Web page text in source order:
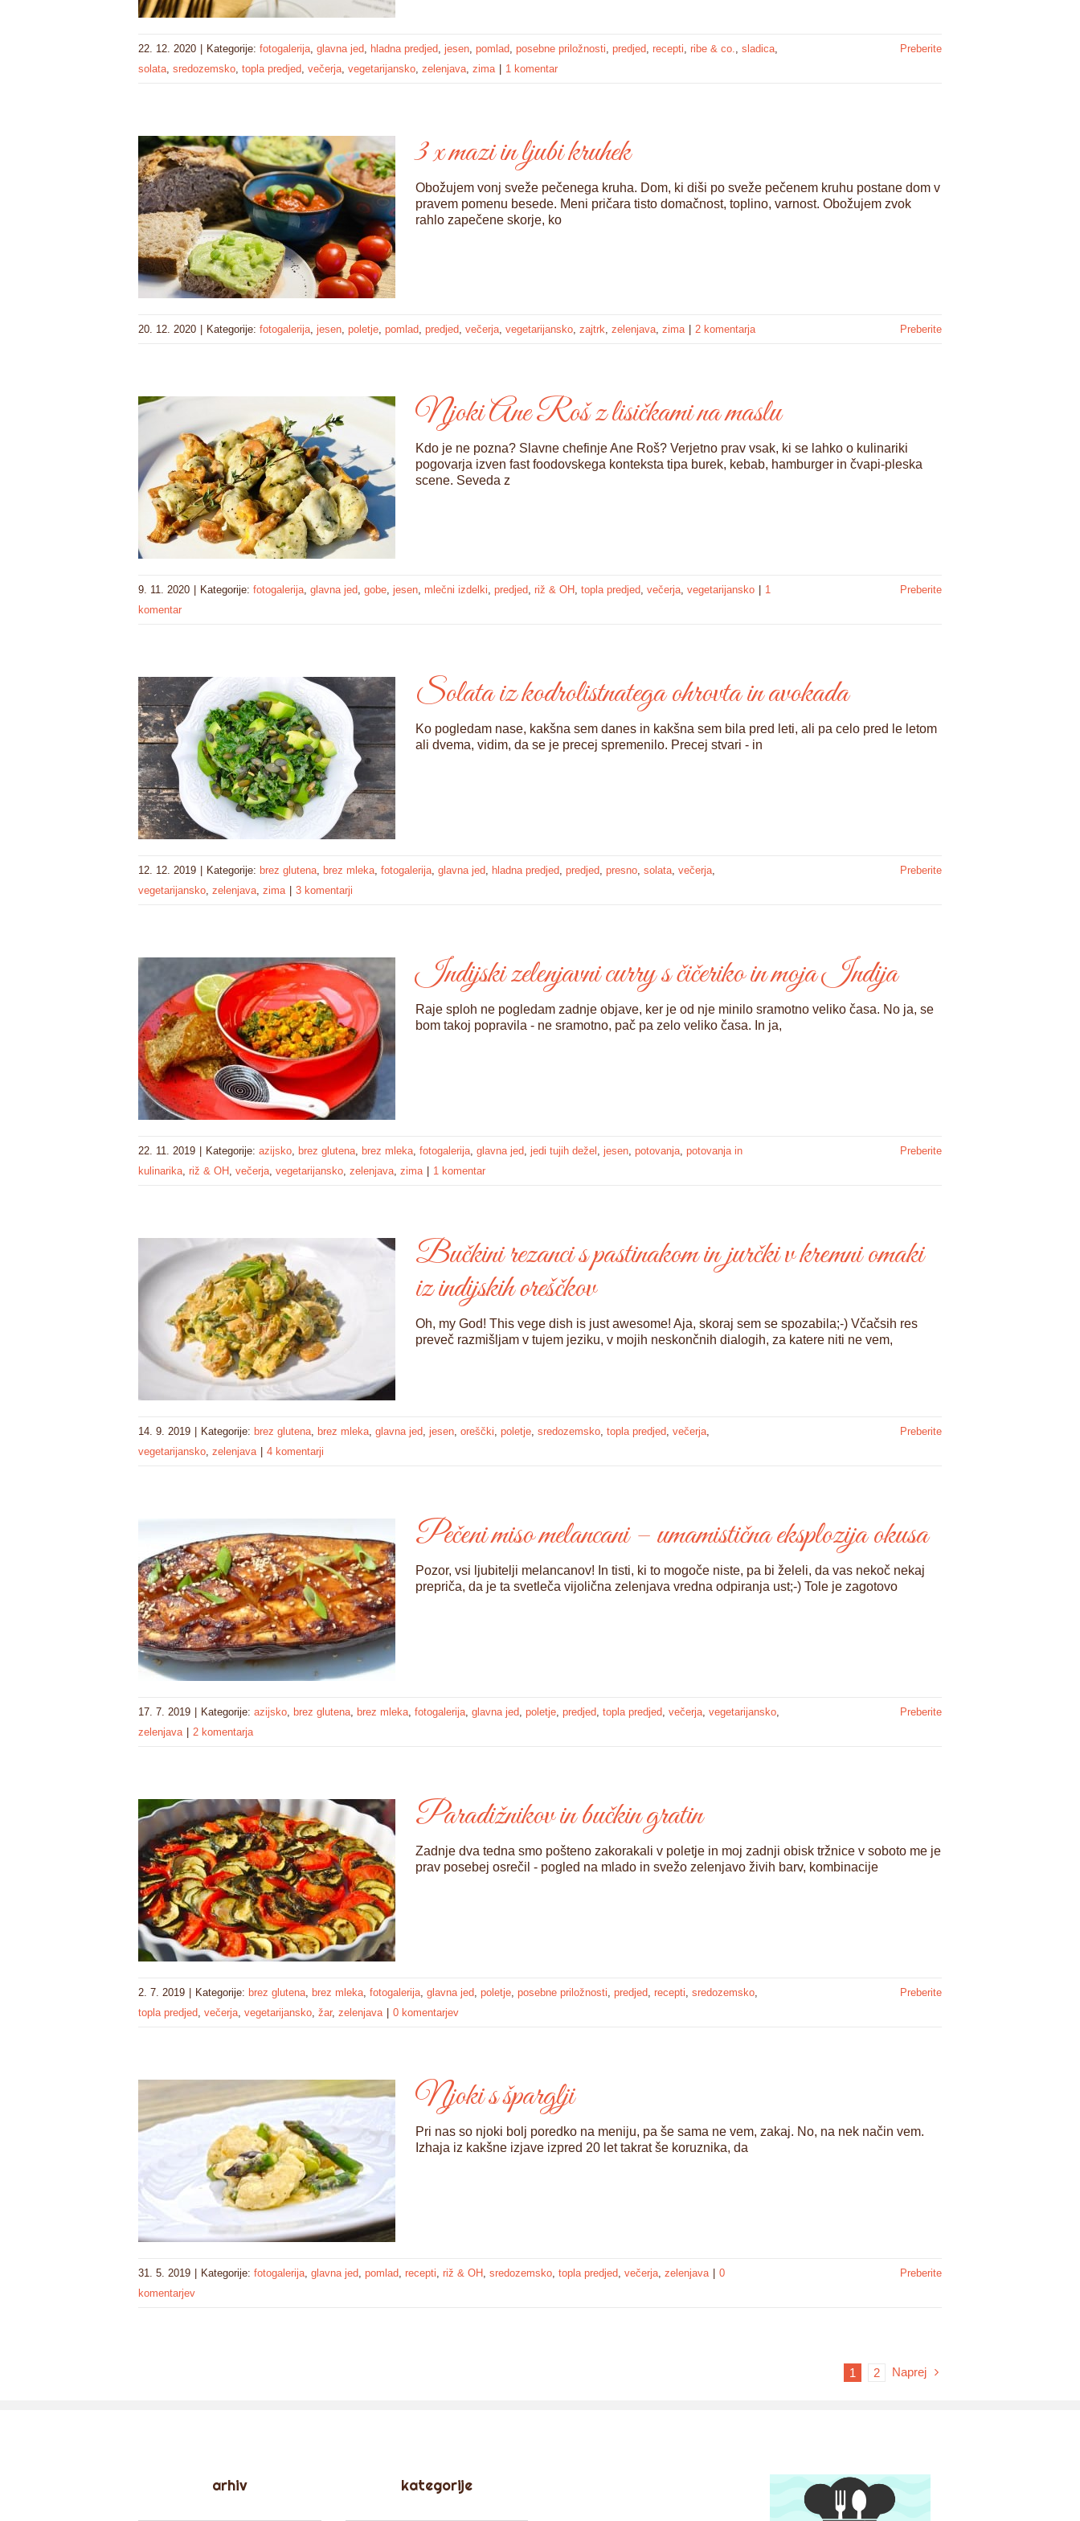
22. 12. 2020 Kategorije: fotogalerija, glavna jed, hladna predjed, jesen, pomlad, posebne priložnosti, predjed, recepti, ribe & co., sladica,
solata, sredozemsko, topla predjed, večerja, vegetarijansko, zelenjava, zima 1 komentar
Preberite
3 x mazi in ljubi kruhek
Obožujem vonj sveže pečenega kruha. Dom, ki diši po sveže pečenem kruhu postane dom v
pravem pomenu besede. Meni pričara tisto domačnost, toplino, varnost. Obožujem zvok
rahlo zapečene skorje, ko
20. 12. 2020 Kategorije: fotogalerija, jesen, poletje, pomlad, predjed, večerja, vegetarijansko, zajtrk, zelenjava, zima 2 komentarja Preberite
Njoki Ane Roš z lisičkami na maslu
Kdo je ne pozna? Slavne chefinje Ane Roš? Verjetno prav vsak, ki se lahko o kulinariki
pogovarja izven fast foodovskega konteksta tipa burek, kebab, hamburger in čvapi-pleska
scene. Seveda z
9. 11. 2020 Kategorije: fotogalerija, glavna jed, gobe, jesen, mlečni izdelki, predjed, riž & OH , topla predjed, večerja, vegetarijansko
1
komentar
Preberite
Solata iz kodrolistnatega ohrovta in avokada
Ko pogledam nase, kakšna sem danes in kakšna sem bila pred leti, ali pa celo pred le letom
ali dvema, vidim, da se je precej spremenilo. Precej stvari - in
12. 12. 2019 Kategorije: brez glutena, brez mleka, fotogalerija, glavna jed, hladna predjed, predjed, presno, solata, večerja,
vegetarijansko, zelenjava, zima 3 komentarji
Preberite
Indijski zelenjavni curry s čičeriko in moja Indija
Raje sploh ne pogledam zadnje objave, ker je od nje minilo sramotno veliko časa. No ja, se
bom takoj popravila - ne sramotno, pač pa zelo veliko časa. In ja,
22. 11. 2019 Kategorije: azijsko, brez glutena, brez mleka, fotogalerija, glavna jed, jedi tujih dežel , jesen, potovanja, potovanja in
kulinarika, riž & OH , večerja, vegetarijansko, zelenjava, zima 1 komentar
Preberite
Bučkini rezanci s pastinakom in jurčki v kremni omaki
iz indijskih oreščkov
Oh, my God! This vege dish is just awesome! Aja, skoraj sem se spozabila;-) Včačsih res
preveč razmišljam v tujem jeziku, v mojih neskončnih dialogih, za katere niti ne vem,
14. 9. 2019 Kategorije: brez glutena, brez mleka, glavna jed, jesen, oreščki, poletje, sredozemsko, topla predjed, večerja,
vegetarijansko, zelenjava 4 komentarji
Preberite
Pečeni miso melancani – umamistična eksplozija okusa
Pozor, vsi ljubitelji melancanov! In tisti, ki to mogoče niste, pa bi želeli, da vas nekoč nekaj
prepriča, da je ta svetleča vijolična zelenjava vredna odpiranja ust;-) Tole je zagotovo
17. 7. 2019 Kategorije: azijsko, brez glutena, brez mleka, fotogalerija, glavna jed, poletje, predjed, topla predjed, večerja, vegetarijansko,
zelenjava
2 komentarja
Preberite
Paradižnikov in bučkin gratin
Zadnje dva tedna smo pošteno zakorakali v poletje in moj zadnji obisk tržnice v soboto me je
prav posebej osrečil - pogled na mlado in svežo zelenjavo živih barv, kombinacije
2. 7. 2019 Kategorije: brez glutena, brez mleka, fotogalerija, glavna jed, poletje, posebne priložnosti, predjed, recepti, sredozemsko,
topla predjed, večerja, vegetarijansko, žar, zelenjava 0 komentarjev
Preberite
Njoki s šparglji
Pri nas so njoki bolj poredko na meniju, pa še sama ne vem, zakaj. No, na nek način vem.
Izhaja iz kakšne izjave izpred 20 let takrat še koruznika, da
31. 5. 2019 Kategorije: fotogalerija, glavna jed, pomlad, recepti, riž & OH , sredozemsko, topla predjed, večerja, zelenjava
0
komentarjev
Preberite
1 2 Naprej
arhiv kategorije